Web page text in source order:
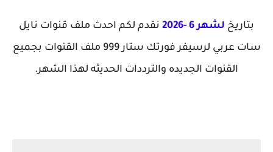
بتاريخ لشهر 6 -2026
نقدم لكم احدث ملف قنوات نايل
سات عربي لرسيفر فورتك ستار 999 ملف القنوات بجميع
القنوات الجديده والترددات الحديثه لهذا الشهر.